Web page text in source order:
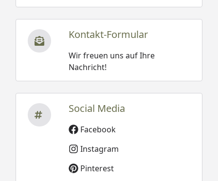
Kontakt-Formular
Wir freuen uns auf Ihre
Nachricht!
Social Media
Facebook
Instagram
Pinterest